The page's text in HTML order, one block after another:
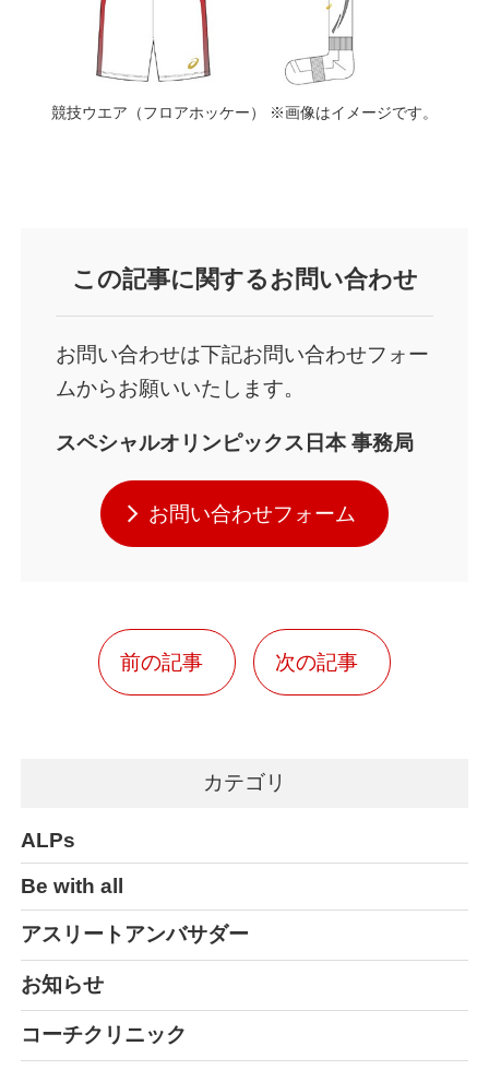
競技ウエア（フロアホッケー） ※画像はイメージです。
この記事に関するお問い合わせ
お問い合わせは下記お問い合わせフォー
ムからお願いいたします。
スペシャルオリンピックス日本事務局
お問い合わせフォーム
前の記事 次の記事
カテゴリ
ALPs
Be with all
アスリートアンバサダー
お知らせ
コーチクリニック